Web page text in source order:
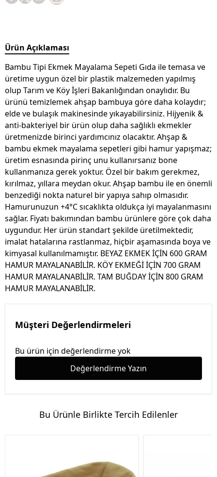
Ürün Açıklaması
Bambu Tipi Ekmek Mayalama Sepeti Gıda ile temasa ve
üretime uygun özel bir plastik malzemeden yapılmış
olup Tarım ve Köy İşleri Bakanlığından onaylıdır. Bu
ürünü temizlemek ahşap bambuya göre daha kolaydır;
elde ve bulaşık makinesinde yıkayabilirsiniz. Hijyenik &
anti-bakteriyel bir ürün olup daha sağlıklı ekmekler
üretmenizde birinci yardımcınız olacaktır. Ahşap &
bambu ekmek mayalama sepetleri gibi hamur yapışmaz;
üretim esnasında pirinç unu kullanırsanız bone
kullanmanıza gerek yoktur. Özel bir bakım gerekmez,
kırılmaz, yıllara meydan okur. Ahşap bambu ile en önemli
benzediği nokta naturel bir yapıya sahıp olmasıdır.
Hamurunuzun +4°C sıcaklıkta oldukça iyi mayalanmasını
sağlar. Fiyatı bakımından bambu ürünlere göre çok daha
uygundur. Her ürün standart şekilde üretilmektedir,
imalat hatalarına rastlanmaz, hiçbir aşamasında boya ve
kimyasal kullanılmamıştır. BEYAZ EKMEK İÇİN 600 GRAM
HAMUR MAYALANABİLİR. KÖY EKMEĞİ İÇİN 700 GRAM
HAMUR MAYALANABİLİR. TAM BUĞDAY İÇİN 800 GRAM
HAMUR MAYALANABİLİR.
Müşteri Değerlendirmeleri
Bu ürün için değerlendirme yok
Değerlendirme Yazın
Bu Ürünle Birlikte Tercih Edilenler